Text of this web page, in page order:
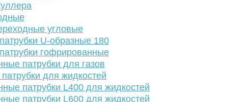
угловые
U-образные 180
гофрированные
патрубки для газов
для жидкостей
патрубки L400 для жидкостей
патрубки L600 для жидкостей